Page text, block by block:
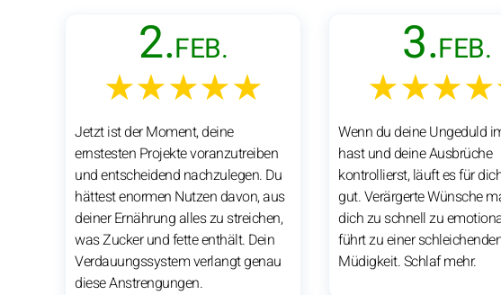
2.FEB.
★★★★★
Jetzt ist der Moment, deine
ernstesten Projekte voranzutreiben
und entscheidend nachzulegen. Du
hättest enormen Nutzen davon, aus
deiner Ernährung alles zu streichen,
was Zucker und fette enthält. Dein
Verdauungssystem verlangt genau
diese Anstrengungen.
3.FEB.
Wenn du deine Ungeduld
hast und deine Ausbrüche
kontrollierst, läuft es für
gut. Verärgerte Wünsche
dich zu schnell zu
führt zu einer
Müdigkeit. Schlaf mehr.